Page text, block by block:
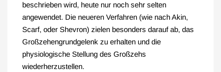
beschrieben wird, heute nur noch sehr selten
angewendet. Die neueren Verfahren (wie nach Akin,
Scarf, oder Shevron) zielen besonders darauf ab, das
Großzehengrundgelenk zu erhalten und die
physiologische Stellung des Großzehs
wiederherzustellen.